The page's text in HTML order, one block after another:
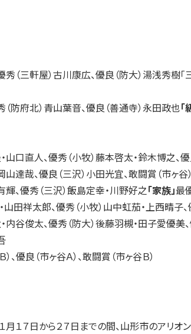
（三軒屋）古川康広、優良（防大）湯浅秀樹
防府北）青山葉音、優良（善通寺）永田政也
山口直人、優秀（小牧）藤本啓太・鈴木博之、
達哉、優良（三沢）小田光宜、敢闘賞（市ヶ
、優秀（三沢）飯島定幸・川野好之「家族」最
山田祥太郎、優秀（小牧）山中虹茄・上西晴子
内谷俊太、優秀（防大）後藤羽槻・田子愛優美
、優良（市ヶ谷Ａ）、敢闘賞（市ヶ谷Ｂ）
１７日から２７日までの間、山形市のアリ